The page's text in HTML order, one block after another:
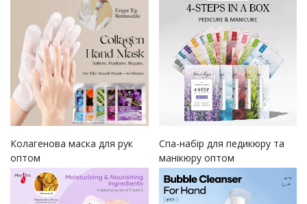
Колагенова маска для рук
оптом
Спа-набір для педикюру та
манікюру оптом